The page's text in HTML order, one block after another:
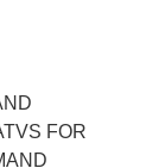
FOR